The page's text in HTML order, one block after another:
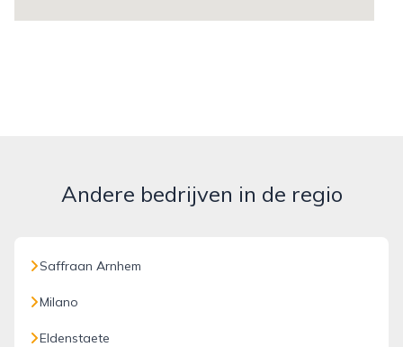
Andere bedrijven in de regio
Saffraan Arnhem
Milano
Eldenstaete